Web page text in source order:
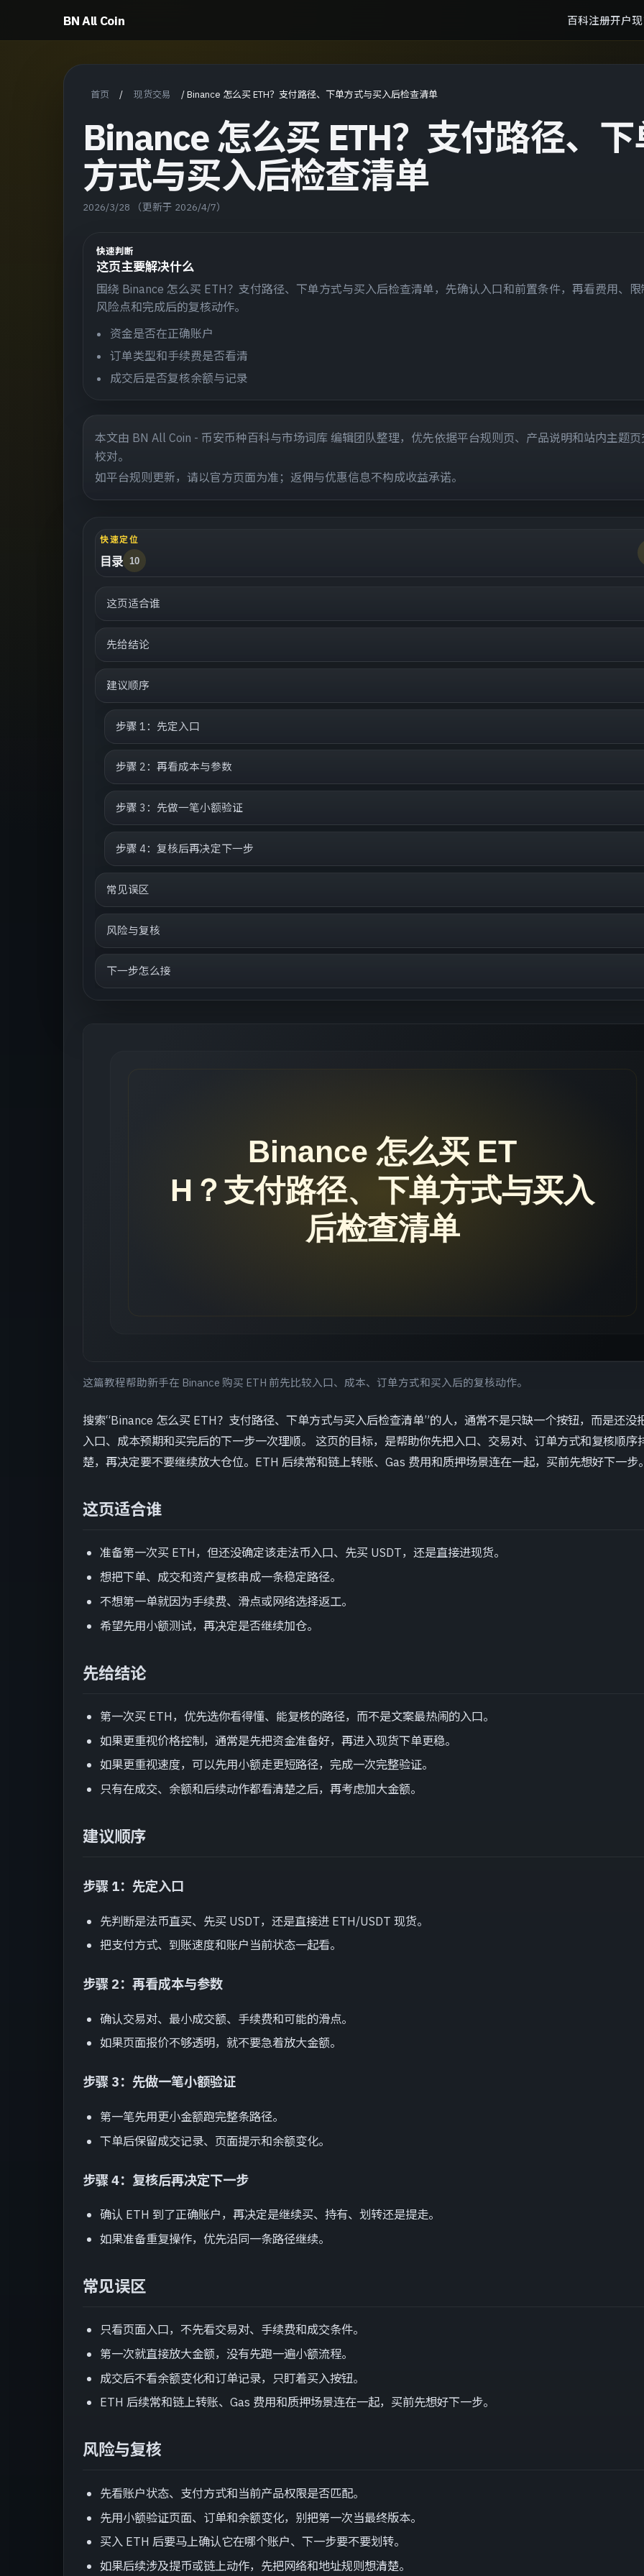
BN All Coin 百科注册开户
首页 / 现货交易 /Binance 怎么买 ETH？支付路径、下单方式与买入后检查清单
Binance 怎么买 ETH？支付路径、
方式与买入后检查清单
2026/3/28 （更新于 2026/4/7）
快速判断
这页主要解决什么
围绕 Binance 怎么买 ETH？支付路径、下单方式与买入后检查清单，先确认入口和前置条件，再看费用、限
风险点和完成后的复核动作。
资金是否在正确账户
订单类型和手续费是否看清
成交后是否复核余额与记录
本文由 BN All Coin - 币安币种百科与市场词库 编辑团队整理，优先依据平台规则页、产品说明和站内主题页
校对。
如平台规则更新，请以官方页面为准；返佣与优惠信息不构成收益承诺。
快速定位
目录 10
这页适合谁
先给结论
建议顺序
步骤 1：先定入口
步骤 2：再看成本与参数
步骤 3：先做一笔小额验证
步骤 4：复核后再决定下一步
常见误区
风险与复核
下一步怎么接
这篇教程帮助新手在 Binance 购买 ETH 前先比较入口、成本、订单方式和买入后的复核动作。
搜索“Binance 怎么买 ETH？支付路径、下单方式与买入后检查清单”的人，通常不是只缺一个按钮，而是还没
入口、成本预期和买完后的下一步一次理顺。 这页的目标，是帮助你先把入口、交易对、订单方式和复核顺序
楚，再决定要不要继续放大仓位。ETH 后续常和链上转账、Gas 费用和质押场景连在一起，买前先想好下一步
这页适合谁
准备第一次买 ETH，但还没确定该走法币入口、先买 USDT，还是直接进现货。
想把下单、成交和资产复核串成一条稳定路径。
不想第一单就因为手续费、滑点或网络选择返工。
希望先用小额测试，再决定是否继续加仓。
先给结论
第一次买 ETH，优先选你看得懂、能复核的路径，而不是文案最热闹的入口。
如果更重视价格控制，通常是先把资金准备好，再进入现货下单更稳。
如果更重视速度，可以先用小额走更短路径，完成一次完整验证。
只有在成交、余额和后续动作都看清楚之后，再考虑加大金额。
建议顺序
步骤 1：先定入口
先判断是法币直买、先买 USDT，还是直接进 ETH/USDT 现货。
把支付方式、到账速度和账户当前状态一起看。
步骤 2：再看成本与参数
确认交易对、最小成交额、手续费和可能的滑点。
如果页面报价不够透明，就不要急着放大金额。
步骤 3：先做一笔小额验证
第一笔先用更小金额跑完整条路径。
下单后保留成交记录、页面提示和余额变化。
步骤 4：复核后再决定下一步
确认 ETH 到了正确账户，再决定是继续买、持有、划转还是提走。
如果准备重复操作，优先沿同一条路径继续。
常见误区
只看页面入口，不先看交易对、手续费和成交条件。
第一次就直接放大金额，没有先跑一遍小额流程。
成交后不看余额变化和订单记录，只盯着买入按钮。
ETH 后续常和链上转账、Gas 费用和质押场景连在一起，买前先想好下一步。
风险与复核
先看账户状态、支付方式和当前产品权限是否匹配。
先用小额验证页面、订单和余额变化，别把第一次当最终版本。
买入 ETH 后要马上确认它在哪个账户、下一步要不要划转。
如果后续涉及提币或链上动作，先把网络和地址规则想清楚。